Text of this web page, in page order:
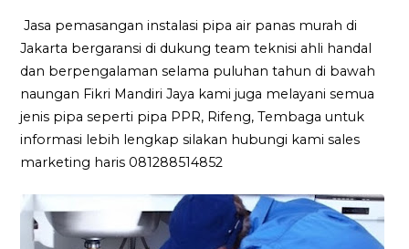
Jasa pemasangan instalasi pipa air panas murah di
Jakarta bergaransi di dukung team teknisi ahli handal
dan berpengalaman selama puluhan tahun di bawah
naungan Fikri Mandiri Jaya kami juga melayani semua
jenis pipa seperti pipa PPR, Rifeng, Tembaga untuk
informasi lebih lengkap silakan hubungi kami sales
marketing haris 081288514852